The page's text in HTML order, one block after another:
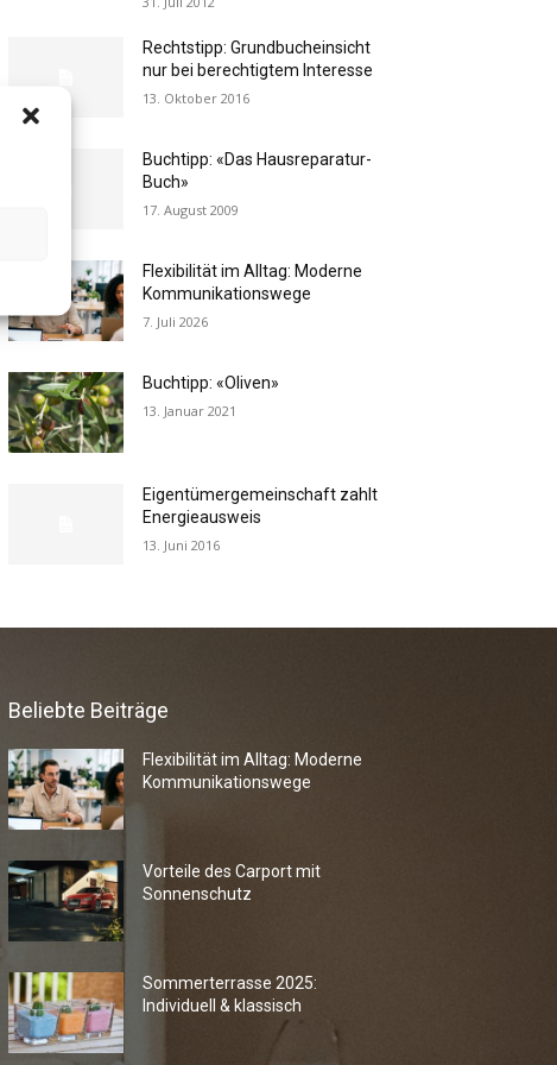
Rechtstipp: Grundbucheinsicht
nur bei berechtigtem Interesse
13. Oktober 2016
Buchtipp: «Das Hausreparatur-
Buch»
17. August 2009
Flexibilität im Alltag: Moderne
Kommunikationswege
7. Juli 2026
Buchtipp: «Oliven»
13. Januar 2021
Eigentümergemeinschaft zahlt
Energieausweis
13. Juni 2016
Beliebte Beiträge
Flexibilität im Alltag: Moderne
Kommunikationswege
Vorteile des Carport mit
Sonnenschutz
Sommerterrasse 2025:
Individuell & klassisch